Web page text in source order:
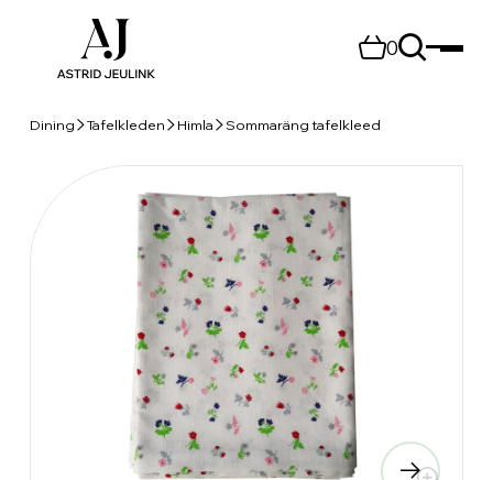
0
Dining Tafelkleden Himla Sommaräng tafelkleed